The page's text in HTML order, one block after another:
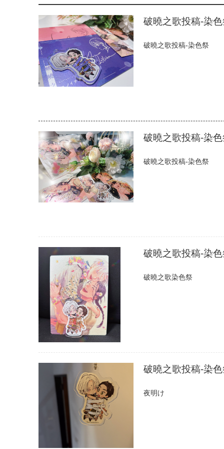
破曉之歌投稿-染
破曉之歌投稿-染色祭
破曉之歌投稿-染
破曉之歌投稿-染色祭
破曉之歌投稿-染
破曉之歌染色祭
破曉之歌投稿-染
夜明け